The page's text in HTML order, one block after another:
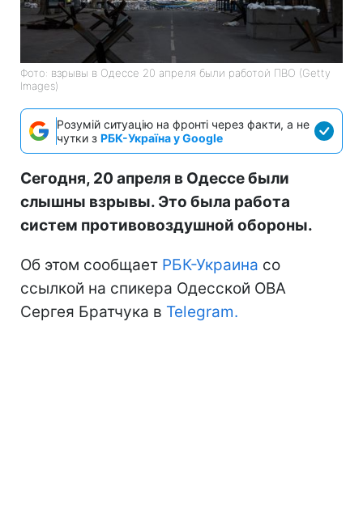
Фото: взрывы в Одессе 20 апреля были работой ПВО (Getty
Images)
Розумій ситуацію на фронті через факти, а не
чутки з РБК-Україна у Google
Сегодня, 20 апреля в Одессе были
слышны взрывы. Это была работа
систем противовоздушной обороны.
Об этом сообщает РБК-Украина со
ссылкой на спикера Одесской ОВА
Сергея Братчука в Telegram.